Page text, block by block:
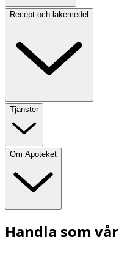
Recept och läkemedel
Tjänster
Om Apoteket
Handla som